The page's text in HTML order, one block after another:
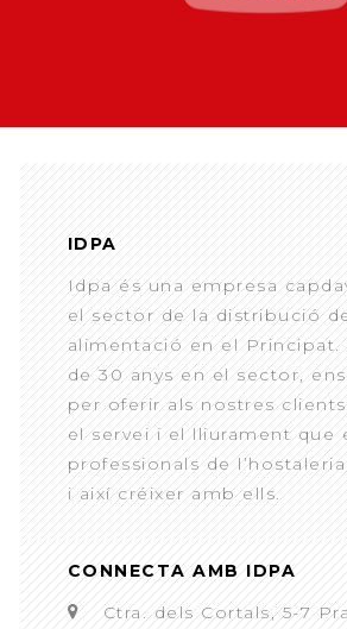
IDPA
Idpa és una empresa
el sector de la distribució
alimentació en el Principat.
de 30 anys en el sector,
per oferir als nostres
el servei i el lliurament que
professionals de
i així créixer amb ells.
CONNECTA AMB IDPA
Ctra. dels Cortals, 5-7